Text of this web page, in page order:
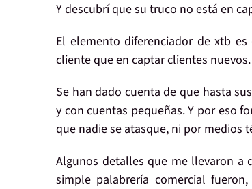
Y descubrí quesu truco no está en
El elemento diferenciador de xtb es
clienteque en captar clientes nuevos.
Se han dado cuenta de quehasta
y con cuentas pequeñas. Y por eso
que nadie se atasque, ni por medios
Algunos detalles que me llevaron a
simple palabrería comercial